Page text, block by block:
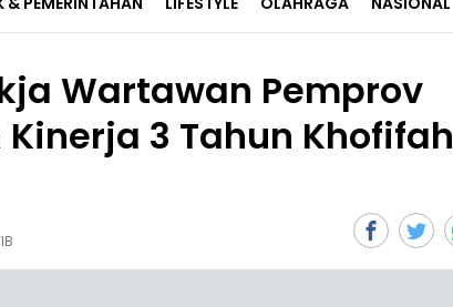
Wartawan Pemprov
3 Tahun Khofifah